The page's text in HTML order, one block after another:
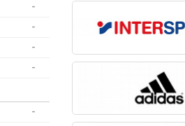
-
-
-
-
-